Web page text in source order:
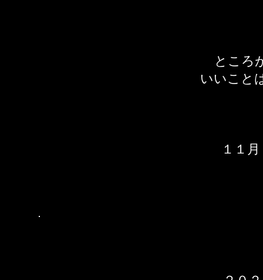
ところ
いいこと
１１